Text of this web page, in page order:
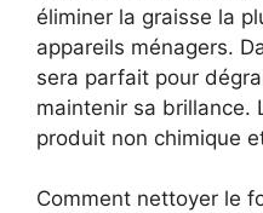
éliminer la graisse la
appareils ménagers.
sera parfait pour
maintenir sa brillance.
produit non chimique
Comment nettoyer le